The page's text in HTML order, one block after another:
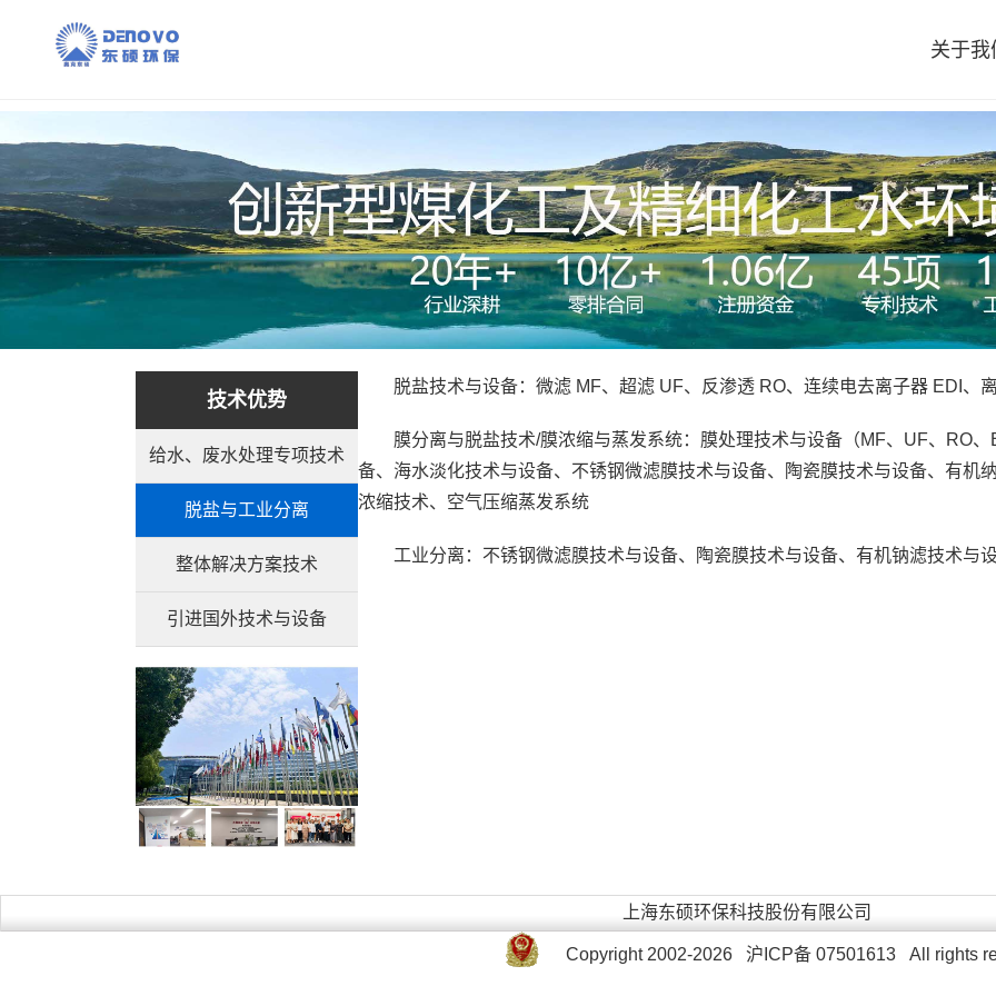
关于我
技术优势
给水、废水处理专项技术
脱盐与工业分离
整体解决方案技术
引进国外技术与设备
脱盐技术与设备：微滤 MF、超滤 UF、反渗透 RO、连续电去离子器 EDI、
膜分离与脱盐技术/膜浓缩与蒸发系统：膜处理技术与设备（MF、UF、RO
备、海水淡化技术与设备、不锈钢微滤膜技术与设备、陶瓷膜技术与设备、有机
浓缩技术、空气压缩蒸发系统
工业分离：不锈钢微滤膜技术与设备、陶瓷膜技术与设备、有机钠滤技术与
上海东硕环保科技股份有限公司
Copyright 2002-2026 沪ICP备 07501613 All rights